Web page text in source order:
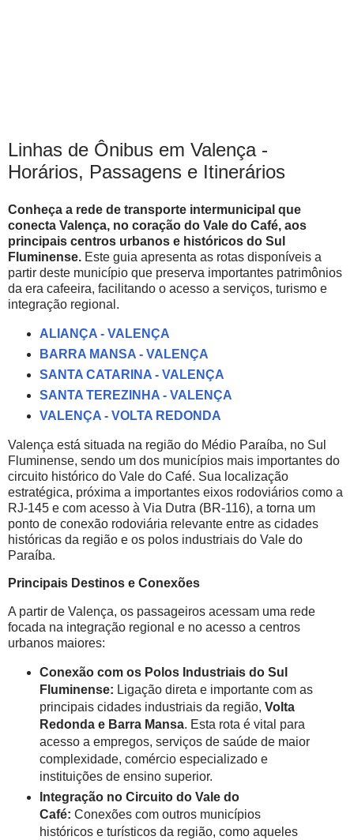
Linhas de Ônibus em Valença -
Horários, Passagens e Itinerários
Conheça a rede de transporte intermunicipal que
conecta Valença, no coração do Vale do Café, aos
principais centros urbanos e históricos do Sul
Fluminense. Este guia apresenta as rotas disponíveis a
partir deste município que preserva importantes patrimônios
da era cafeeira, facilitando o acesso a serviços, turismo e
integração regional.
ALIANÇA - VALENÇA
BARRA MANSA - VALENÇA
SANTA CATARINA - VALENÇA
SANTA TEREZINHA - VALENÇA
VALENÇA - VOLTA REDONDA
Valença está situada na região do Médio Paraíba, no Sul
Fluminense, sendo um dos municípios mais importantes do
circuito histórico do Vale do Café. Sua localização
estratégica, próxima a importantes eixos rodoviários como a
RJ-145 e com acesso à Via Dutra (BR-116), a torna um
ponto de conexão rodoviária relevante entre as cidades
históricas da região e os polos industriais do Vale do
Paraíba.
Principais Destinos e Conexões
A partir de Valença, os passageiros acessam uma rede
focada na integração regional e no acesso a centros
urbanos maiores:
Conexão com os Polos Industriais do Sul
Fluminense: Ligação direta e importante com as
principais cidades industriais da região, Volta
Redonda e Barra Mansa. Esta rota é vital para
acesso a empregos, serviços de saúde de maior
complexidade, comércio especializado e
instituições de ensino superior.
Integração no Circuito do Vale do
Café: Conexões com outros municípios
históricos e turísticos da região, como aqueles